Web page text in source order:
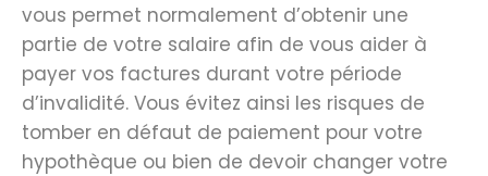
vous permet normalement d’obtenir une
partie de votre salaire afin de vous aider à
payer vos factures durant votre période
d’invalidité. Vous évitez ainsi les risques de
tomber en défaut de paiement pour votre
hypothèque ou bien de devoir changer votre